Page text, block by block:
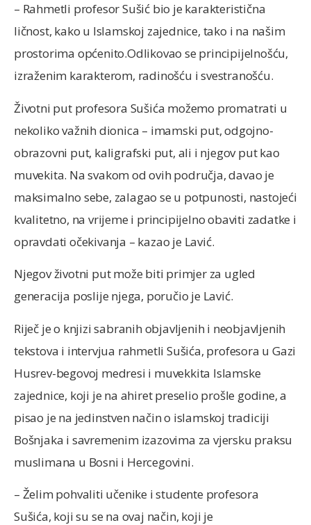
– Rahmetli profesor Sušić bio je karakteristična
ličnost, kako u Islamskoj zajednice, tako i na našim
prostorima općenito.Odlikovao se principijelnošću,
izraženim karakterom, radinošću i svestranošću.
Životni put profesora Sušića možemo promatrati u
nekoliko važnih dionica – imamski put, odgojno-
obrazovni put, kaligrafski put, ali i njegov put kao
muvekita. Na svakom od ovih područja, davao je
maksimalno sebe, zalagao se u potpunosti, nastojeći
kvalitetno, na vrijeme i principijelno obaviti zadatke i
opravdati očekivanja – kazao je Lavić.
Njegov životni put može biti primjer za ugled
generacija poslije njega, poručio je Lavić.
Riječ je o knjizi sabranih objavljenih i neobjavljenih
tekstova i intervjua rahmetli Sušića, profesora u Gazi
Husrev-begovoj medresi i muvekkita Islamske
zajednice, koji je na ahiret preselio prošle godine, a
pisao je na jedinstven način o islamskoj tradiciji
Bošnjaka i savremenim izazovima za vjersku praksu
muslimana u Bosni i Hercegovini.
– Želim pohvaliti učenike i studente profesora
Sušića, koji su se na ovaj način, koji je